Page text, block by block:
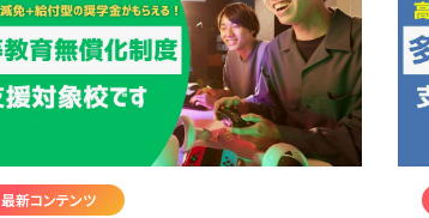
最新コンテンツ